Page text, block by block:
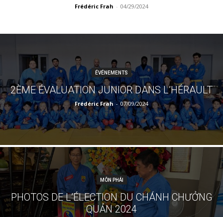
Frédéric Frah - 04/29/2024
ÉVÉNEMENTS
2ÈME ÉVALUATION JUNIOR DANS L’HÉRAULT
Frédéric Frah - 07/09/2024
MÔN PHÁI
PHOTOS DE L’ÉLECTION DU CHÁNH CHƯỞNG
QUẢN 2024